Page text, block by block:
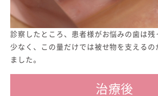
診察したところ、患者様がお悩みの歯は残
少なく、この量だけでは被せ物を支えるの
ました。
治療後